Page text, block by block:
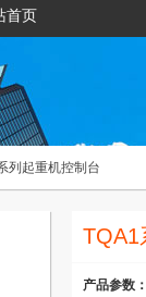
首页
列起重机控制台
TQA1
产品参数